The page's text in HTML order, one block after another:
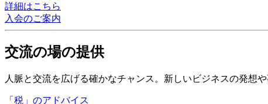
詳細はこちら
入会のご案内
交流の場の提供
人脈と交流を広げる確かなチャンス。新しいビジネスの発想
「税」のアドバイス